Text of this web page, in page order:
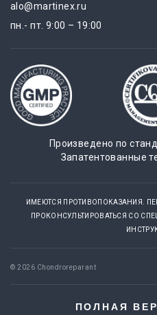
Произведено по
Запатентованные
alo@martinex.ru
пн.- пт. 9:00 – 19:00
ИМЕЮТСЯ ПРОТИВОПОКАЗАНИЯ.
ПРОКОНСУЛЬТИРОВАТЬСЯ СО
© 2026 Chondroreparant
ПОЛНАЯ